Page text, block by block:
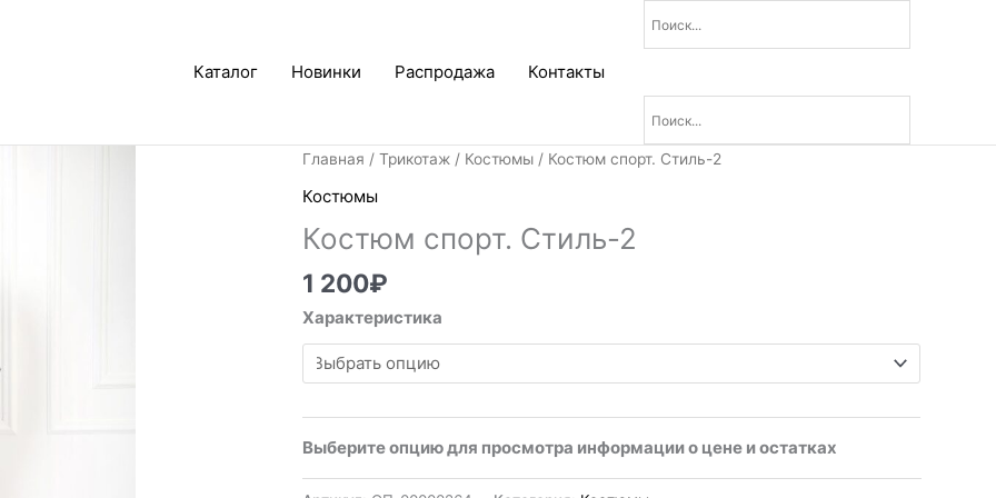
Каталог Новинки Распродажа Контакты
Главная /Трикотаж / Костюмы / Костюм спорт. Стиль-2
Костюмы
Костюм спорт. Стиль-2
1 200₽
Характеристика
Выберите опцию для просмотра информации о цене и остатках